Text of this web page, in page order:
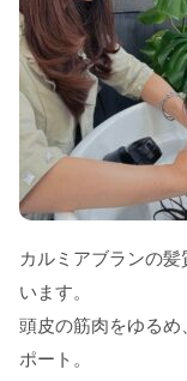
カルミアブランの髪
います。
頭皮の筋肉をゆる
ポート。